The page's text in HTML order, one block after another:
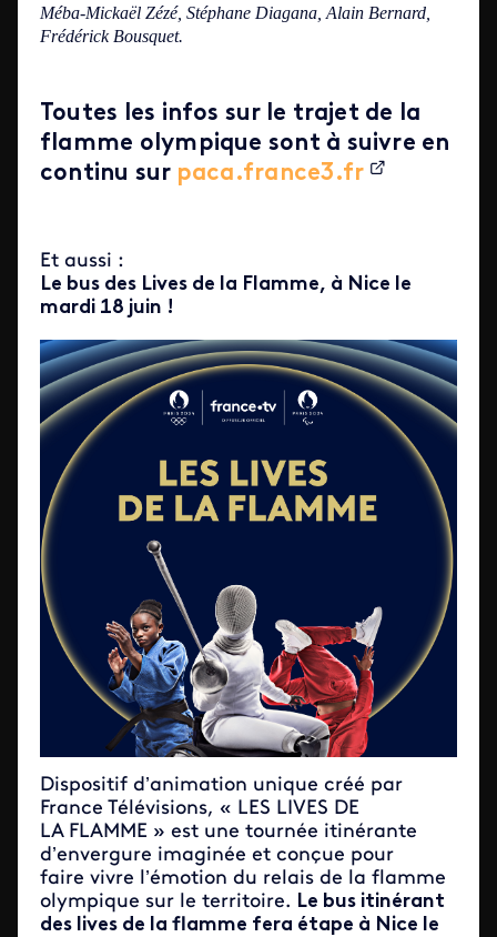
Méba-Mickaël Zézé, Stéphane Diagana, Alain Bernard,
Frédérick Bousquet.
Toutes les infos sur le trajet de la
flamme olympique sont à suivre en
continu sur paca.france3.fr
Et aussi :
Le bus des Lives de la Flamme, à Nice le
mardi 18 juin !
Dispositif d’animation unique créé par
France Télévisions, « LES LIVES DE
LA FLAMME » est une tournée itinérante
d’envergure imaginée et conçue pour
faire vivre l’émotion du relais de la flamme
olympique sur le territoire. Le bus itinérant
des lives de la flamme fera étape à Nice le